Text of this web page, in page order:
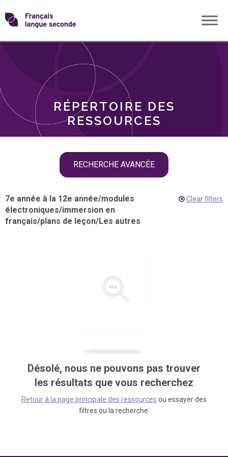
Skip
toTransformons
langue
RÉPERTOIRE DES
RESSOURCES
RECHERCHE AVANCÉE
THÈMES
7e année à la 12e année/modules
électroniques/immersion en
français/plans de leçon/Les autres
Clear filters
Désolé, nous ne pouvons pas trouver
les résultats que vous recherchez
Retour à la page principale des ressources ou essayer des
filtres ou la recherche.